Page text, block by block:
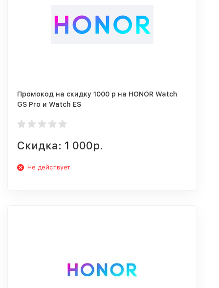
Промокод на скидку 1000 р на HONOR Watch
GS Pro и Watch ES
Скидка: 1 000р.
Не действует